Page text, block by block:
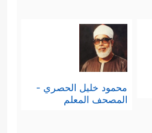
محمود خليل الحصري -
المصحف المعلم